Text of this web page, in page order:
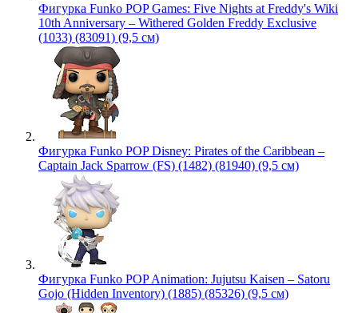
Фигурка Funko POP Games: Five Nights at Freddy's Wiki
10th Anniversary – Withered Golden Freddy Exclusive
(1033) (83091) (9,5 см)
Фигурка Funko POP Disney: Pirates of the Caribbean –
Captain Jack Sparrow (FS) (1482) (81940) (9,5 см)
Фигурка Funko POP Animation: Jujutsu Kaisen – Satoru
Gojo (Hidden Inventory) (1885) (85326) (9,5 см)